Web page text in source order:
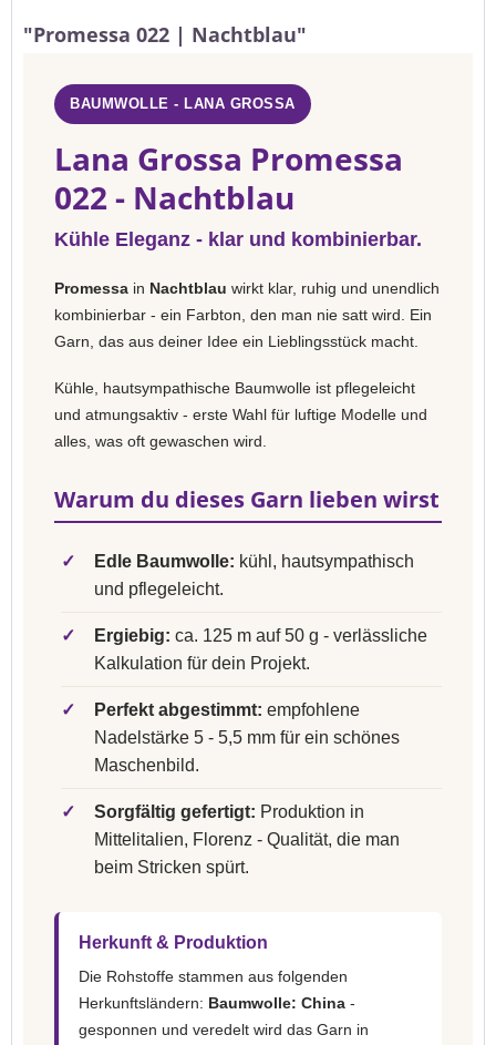
"Promessa 022 | Nachtblau"
BAUMWOLLE - LANA GROSSA
Lana Grossa Promessa
022 - Nachtblau
Kühle Eleganz - klar und kombinierbar.
Promessa in Nachtblau wirkt klar, ruhig und unendlich
kombinierbar - ein Farbton, den man nie satt wird. Ein
Garn, das aus deiner Idee ein Lieblingsstück macht.
Kühle, hautsympathische Baumwolle ist pflegeleicht
und atmungsaktiv - erste Wahl für luftige Modelle und
alles, was oft gewaschen wird.
Warum du dieses Garn lieben wirst
✓ Edle Baumwolle: kühl, hautsympathisch
und pflegeleicht.
✓ Ergiebig: ca. 125 m auf 50 g - verlässliche
Kalkulation für dein Projekt.
✓ Perfekt abgestimmt: empfohlene
Nadelstärke 5 - 5,5 mm für ein schönes
Maschenbild.
✓ Sorgfältig gefertigt: Produktion in
Mittelitalien, Florenz - Qualität, die man
beim Stricken spürt.
Herkunft & Produktion
Die Rohstoffe stammen aus folgenden
Herkunftsländern: Baumwolle: China -
gesponnen und veredelt wird das Garn in